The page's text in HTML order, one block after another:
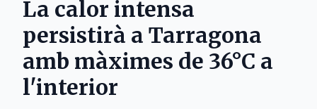
La calor intensa
persistirà a Tarragona
amb màximes de 36°C a
l'interior